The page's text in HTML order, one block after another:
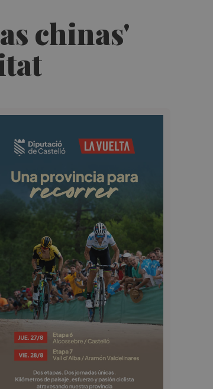
chinas'